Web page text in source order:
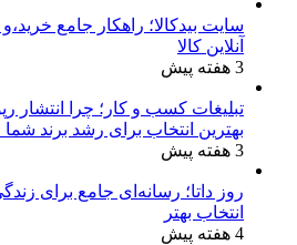
سایت بیدکالا؛ راهکار جامع
آنلاین کالا
3 هفته پیش
تبلیغات کسب و کار؛ چرا انتشار
بهترین انتخاب برای رشد برند
3 هفته پیش
روز داتا؛ رسانه‌ای جامع برای
انتخاب بهتر
4 هفته پیش